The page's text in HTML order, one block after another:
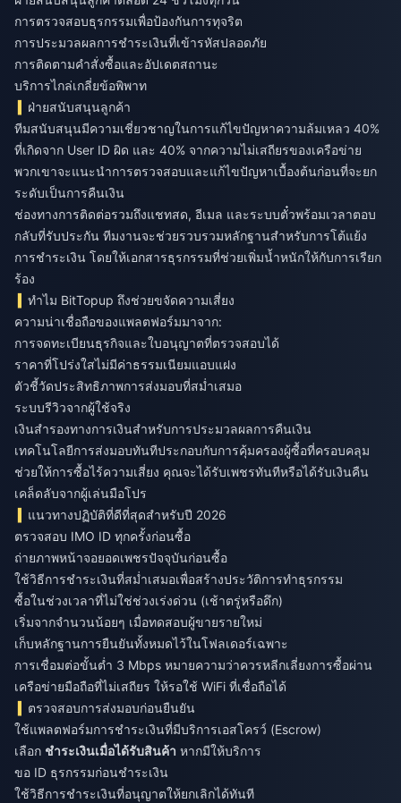
การตรวจสอบธุรกรรมเพื่อป้องกันการทุจริต
การประมวลผลการชำระเงินที่เข้ารหัสปลอดภัย
การติดตามคำสั่งซื้อและอัปเดตสถานะ
บริการไกล่เกลี่ยข้อพิพาท
ฝ่ายสนับสนุนลูกค้า
ทีมสนับสนุนมีความเชี่ยวชาญในการแก้ไขปัญหาความล้มเหลว 40%
ที่เกิดจาก User ID ผิด และ 40% จากความไม่เสถียรของเครือข่าย
พวกเขาจะแนะนำการตรวจสอบและแก้ไขปัญหาเบื้องต้นก่อนที่จะยก
ระดับเป็นการคืนเงิน
ช่องทางการติดต่อรวมถึงแชทสด, อีเมล และระบบตั๋วพร้อมเวลาตอบ
กลับที่รับประกัน ทีมงานจะช่วยรวบรวมหลักฐานสำหรับการโต้แย้ง
การชำระเงิน โดยให้เอกสารธุรกรรมที่ช่วยเพิ่มน้ำหนักให้กับการเรียก
ร้อง
ทำไม BitTopup ถึงช่วยขจัดความเสี่ยง
ความน่าเชื่อถือของแพลตฟอร์มมาจาก:
การจดทะเบียนธุรกิจและใบอนุญาตที่ตรวจสอบได้
ราคาที่โปร่งใสไม่มีค่าธรรมเนียมแอบแฝง
ตัวชี้วัดประสิทธิภาพการส่งมอบที่สม่ำเสมอ
ระบบรีวิวจากผู้ใช้จริง
เงินสำรองทางการเงินสำหรับการประมวลผลการคืนเงิน
เทคโนโลยีการส่งมอบทันทีประกอบกับการคุ้มครองผู้ซื้อที่ครอบคลุม
ช่วยให้การซื้อไร้ความเสี่ยง คุณจะได้รับเพชรทันทีหรือได้รับเงินคืน
เคล็ดลับจากผู้เล่นมือโปร
แนวทางปฏิบัติที่ดีที่สุดสำหรับปี 2026
ตรวจสอบ IMO ID ทุกครั้งก่อนซื้อ
ถ่ายภาพหน้าจอยอดเพชรปัจจุบันก่อนซื้อ
ใช้วิธีการชำระเงินที่สม่ำเสมอเพื่อสร้างประวัติการทำธุรกรรม
ซื้อในช่วงเวลาที่ไม่ใช่ช่วงเร่งด่วน (เช้าตรู่หรือดึก)
เริ่มจากจำนวนน้อยๆ เมื่อทดสอบผู้ขายรายใหม่
เก็บหลักฐานการยืนยันทั้งหมดไว้ในโฟลเดอร์เฉพาะ
การเชื่อมต่อขั้นต่ำ 3 Mbps หมายความว่าควรหลีกเลี่ยงการซื้อผ่าน
เครือข่ายมือถือที่ไม่เสถียร ให้รอใช้ WiFi ที่เชื่อถือได้
ตรวจสอบการส่งมอบก่อนยืนยัน
ใช้แพลตฟอร์มการชำระเงินที่มีบริการเอสโครว์ (Escrow)
เลือก ชำระเงินเมื่อได้รับสินค้า หากมีให้บริการ
ขอ ID ธุรกรรมก่อนชำระเงิน
ใช้วิธีการชำระเงินที่อนุญาตให้ยกเลิกได้ทันที